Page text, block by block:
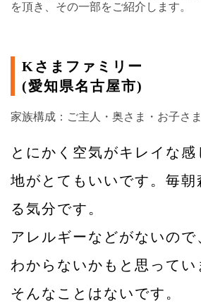
を頂き、その一部をご紹介します。
Kさまファミリー
(愛知県名古屋市)
家族構成：ご主人・奥さま・お子さ
とにかく空気がキレイな
地がとてもいいです。毎朝
る気分です。
アレルギーなどがないので
わからないかもと思ってい
そんなことはないです。